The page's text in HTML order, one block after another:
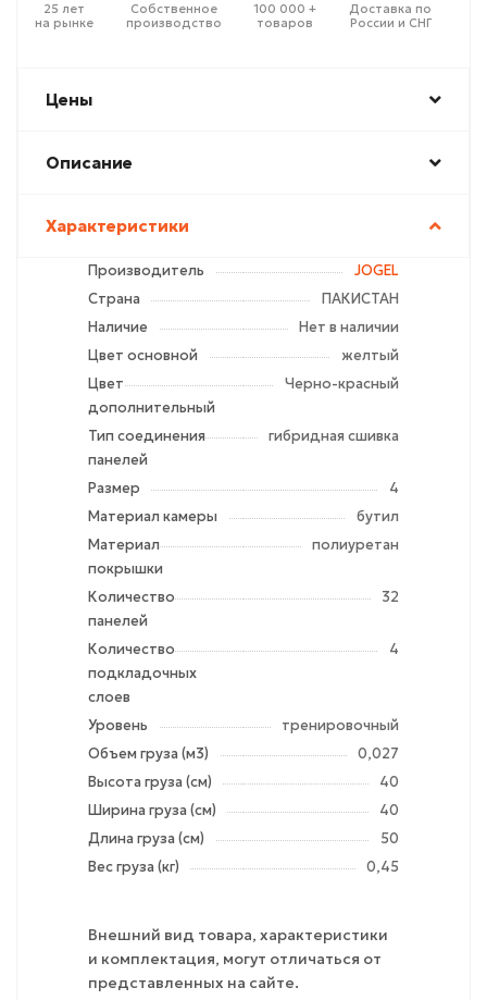
25 лет
на рынке
Собственное
производство
100 000 +
товаров
Доставка по
России и СНГ
Цены
Описание
Характеристики
Производитель
JOGEL
Страна
ПАКИСТАН
Наличие
Нет в наличии
Цвет основной
желтый
Цвет
дополнительный
Черно-красный
Тип соединения
панелей
гибридная сшивка
Размер
4
Материал камеры
бутил
Материал
покрышки
полиуретан
Количество
панелей
32
Количество
подкладочных
слоев
4
Уровень
тренировочный
Объем груза (м3)
0,027
Высота груза (см)
40
Ширина груза (см)
40
Длина груза (см)
50
Вес груза (кг)
0,45
Внешний вид товара, характеристики
и комплектация, могут отличаться от
представленных на сайте.